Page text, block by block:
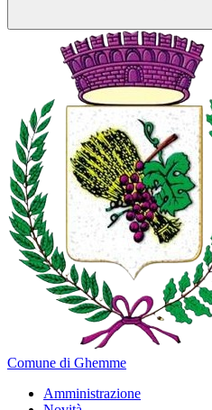
Comune di Ghemme
Amministrazione